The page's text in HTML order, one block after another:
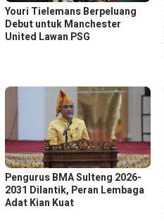
Youri Tielemans Berpeluang
Debut untuk Manchester
United Lawan PSG
Pengurus BMA Sulteng 2026-
2031 Dilantik, Peran Lembaga
Adat Kian Kuat